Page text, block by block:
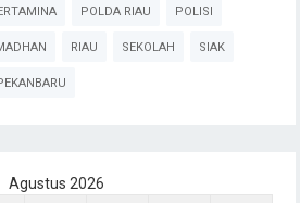
POLDA RIAU POLISI
RIAU SEKOLAH SIAK
Agustus 2026